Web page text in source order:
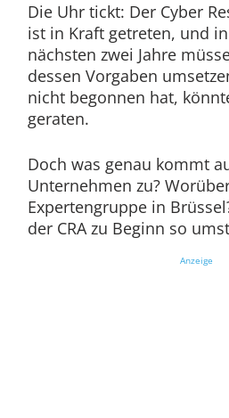
Die Uhr tickt: Der Cyber
ist in Kraft getreten, und
nächsten zwei Jahre
dessen Vorgaben
nicht begonnen hat,
geraten.
Doch was genau kommt
Unternehmen zu?
Expertengruppe in
der CRA zu Beginn so
Anzeige